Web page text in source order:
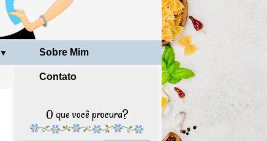
▼ Sobre Mim
Contato
O que você procura?